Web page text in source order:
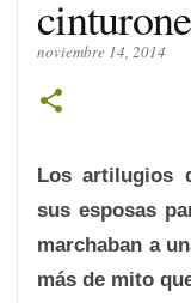
noviembre 14, 2014
Los artilugios
sus esposas
marchaban a
más de mito